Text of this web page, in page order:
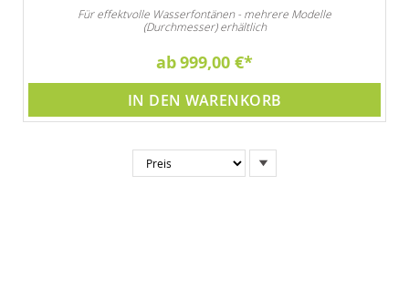
Für effektvolle Wasserfontänen - mehrere Modelle
(Durchmesser) erhältlich
ab999,00 €
IN DEN WARENKORB
absteigender